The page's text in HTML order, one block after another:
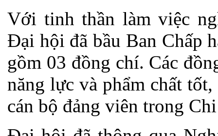
Với tinh thần làm việc
Đại hội đã bầu Ban Chấp
gồm 03 đồng chí. Các
năng lực và phẩm chất
cán bộ đảng viên trong